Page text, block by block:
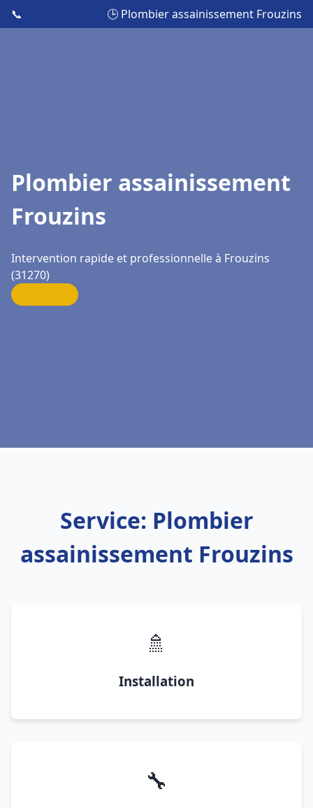
📞 🕒 Plombier assainissement Frouzins
Plombier assainissement
Frouzins
Intervention rapide et professionnelle à Frouzins
(31270)
Service: Plombier
assainissement Frouzins
🚿
Installation
🔧